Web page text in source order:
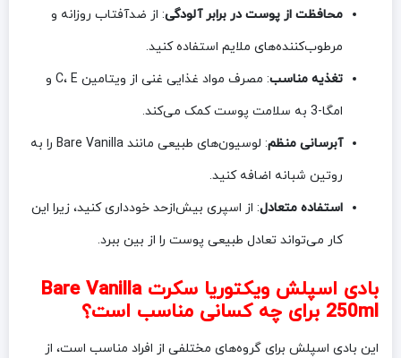
محافظت از پوست در برابر آلودگی: از ضدآفتاب روزانه و
مرطوب‌کننده‌های ملایم استفاده کنید.
تغذیه مناسب
: مصرف مواد غذایی غنی از ویتامین C، E و
امگا-3 به سلامت پوست کمک می‌کند.
آبرسانی منظم
: لوسیون‌های طبیعی مانند Bare Vanilla را به
روتین شبانه اضافه کنید.
استفاده متعادل: از اسپری بیش‌ازحد خودداری کنید، زیرا این
کار می‌تواند تعادل طبیعی پوست را از بین ببرد.
بادی اسپلش ویکتوریا سکرت Bare Vanilla
250ml برای چه کسانی مناسب است؟
این بادی اسپلش برای گروه‌های مختلفی از افراد مناسب است، از